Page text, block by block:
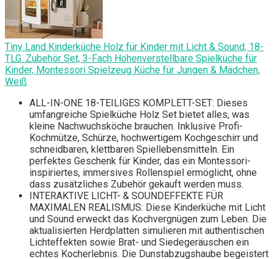
Tiny Land Kinderküche Holz für Kinder mit Licht & Sound, 18-
TLG. Zubehör Set, 3-Fach Höhenverstellbare Spielküche für
Kinder, Montessori Spielzeug Küche für Jungen & Mädchen,
Weiß
ALL-IN-ONE 18-TEILIGES KOMPLETT-SET: Dieses
umfangreiche Spielküche Holz Set bietet alles, was
kleine Nachwuchsköche brauchen. Inklusive Profi-
Kochmütze, Schürze, hochwertigem Kochgeschirr und
schneidbaren, klettbaren Spiellebensmitteln. Ein
perfektes Geschenk für Kinder, das ein Montessori-
inspiriertes, immersives Rollenspiel ermöglicht, ohne
dass zusätzliches Zubehör gekauft werden muss.
INTERAKTIVE LICHT- & SOUNDEFFEKTE FÜR
MAXIMALEN REALISMUS: Diese Kinderküche mit Licht
und Sound erweckt das Kochvergnügen zum Leben. Die
aktualisierten Herdplatten simulieren mit authentischen
Lichteffekten sowie Brat- und Siedegeräuschen ein
echtes Kocherlebnis. Die Dunstabzugshaube begeistert